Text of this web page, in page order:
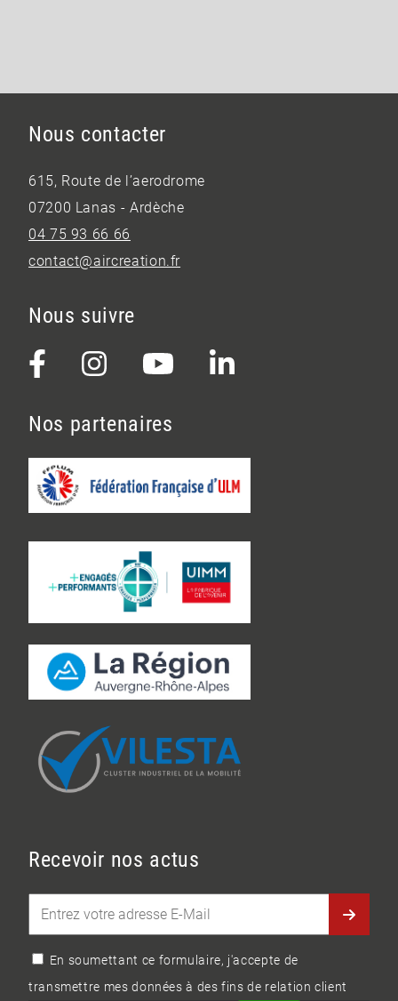
Nous contacter
615, Route de l’aerodrome
07200 Lanas - Ardèche
04 75 93 66 66
contact@aircreation.fr
Nous suivre
Nos partenaires
Recevoir nos actus
En soumettant ce formulaire, j'accepte de
transmettre mes données à des fins de relation client